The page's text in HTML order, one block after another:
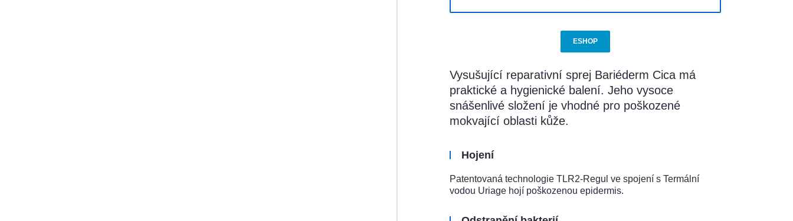
ESHOP
Vysušující reparativní sprej Bariéderm Cica má
praktické a hygienické balení. Jeho vysoce
snášenlivé složení je vhodné pro poškozené
mokvající oblasti kůže.
Hojení
Patentovaná technologie TLR2-Regul ve spojení s Termální
vodou Uriage hojí poškozenou epidermis.